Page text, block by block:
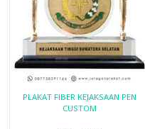
PLAKAT FIBER KEJAKSAAN PEN
CUSTOM